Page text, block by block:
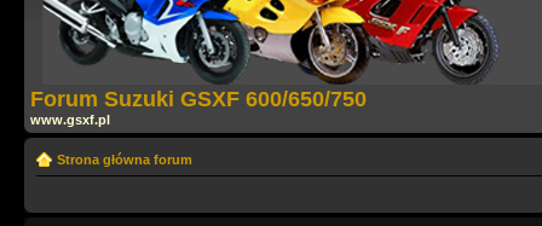
Forum Suzuki GSXF 600/650/750
www.gsxf.pl
Strona główna forum